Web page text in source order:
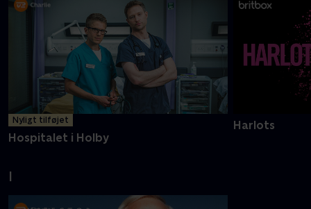
Nyligt tilføjet
Hospitalet i Holby
Harlots
I